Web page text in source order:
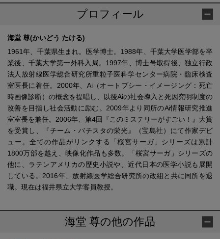
プロフィール
海堂 尊(かいどう たける)
1961年、千葉県生まれ。医学博士。1988年、千葉大学医学部を卒
業後、千葉大学第一外科入局。1997年、博士号取得後、独立行政
法人放射線医学総合研究所重粒子医科学センター病院・臨床検査
室医長に着任。2000年、Ai（オートプシー・イメージング：死亡
時画像診断）の概念を提唱し、以後Aiの社会導入と死因究明制度の
改善を目指し社会活動に励む。2009年より同所のAi情報研究推進
室室長を兼任。2006年、第4回『このミステリーがすごい！』大賞
を受賞し、『チーム・バチスタの栄光』（宝島社）にて作家デビ
ュー。全ての作品がリンクする「桜宮サーガ」シリーズは累計
1800万部を越え、映像化作品も多数。「桜宮サーガ」シリーズの
他に、ラテンアメリカの歴史小説や、近代日本の医学小説も展開
している。2016年、放射線医学総合研究所の改組と共に同所を退
職。現在は福井県立大学客員教授。
海堂 尊の他の作品